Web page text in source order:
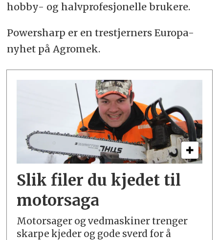
hobby- og halvprofesjonelle brukere.
Powersharp er en trestjerners Europa-
nyhet på Agromek.
Slik filer du kjedet til
motorsaga
Motorsager og vedmaskiner trenger
skarpe kjeder og gode sverd for å